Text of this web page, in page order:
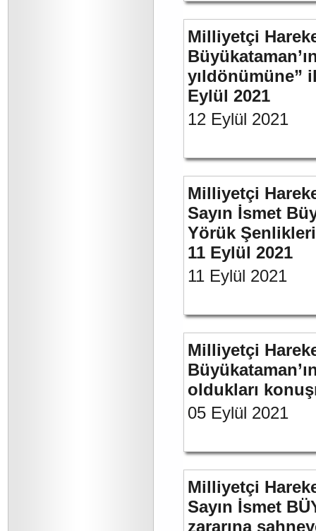
Milliyetçi
yıldönümüne”
Eylül 2021
12 Eylül 2021
Milliyetçi
Sayın İsmet
Yörük
11 Eylül 2021
11 Eylül 2021
Milliyetçi
oldukları
05 Eylül 2021
Milliyetçi
Sayın İsmet
zararına